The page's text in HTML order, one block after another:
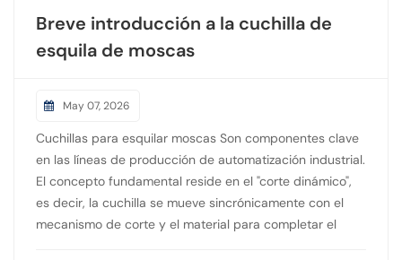
Breve introducción a la cuchilla de
esquila de moscas
May 07, 2026
Cuchillas para esquilar moscas Son componentes clave
en las líneas de producción de automatización industrial.
El concepto fundamental reside en el "corte dinámico",
es decir, la cuchilla se mueve sincrónicamente con el
mecanismo de corte y el material para completar el